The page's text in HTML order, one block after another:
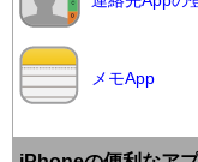
メモApp